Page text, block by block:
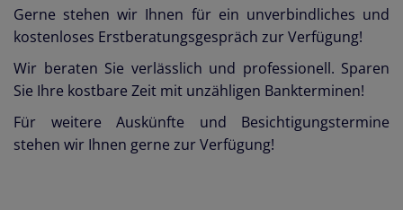
Gerne stehen wir Ihnen für ein unverbindliches und
kostenloses Erstberatungsgespräch zur Verfügung!
Wir beraten Sie verlässlich und professionell. Sparen
Sie Ihre kostbare Zeit mit unzähligen Bankterminen!
Für weitere Auskünfte und Besichtigungstermine
stehen wir Ihnen gerne zur Verfügung!